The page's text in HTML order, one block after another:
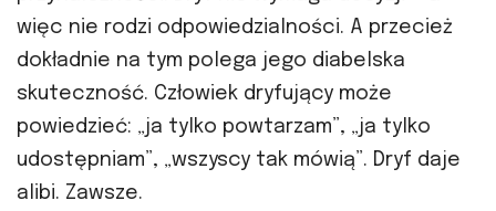
więc nie rodzi odpowiedzialności. A przecież
dokładnie na tym polega jego diabelska
skuteczność. Człowiek dryfujący może
powiedzieć: „ja tylko powtarzam”, „ja tylko
udostępniam”, „wszyscy tak mówią”. Dryf daje
alibi. Zawsze.